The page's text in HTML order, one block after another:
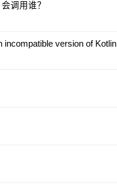
调用谁？
incompatible version of Kotlin